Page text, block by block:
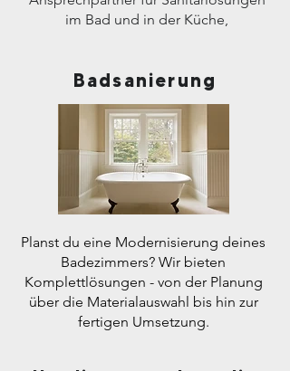
im Bad und in der Küche,
Badsanierung
Planst du eine Modernisierung deines
Badezimmers? Wir bieten
Komplettlösungen - von der Planung
über die Materialauswahl bis hin zur
fertigen Umsetzung.